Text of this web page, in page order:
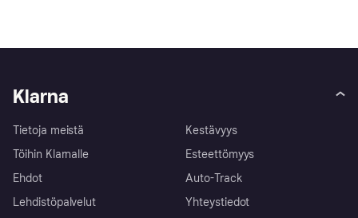
Klarna
Tietoja meistä
Töihin Klarnalle
Ehdot
Lehdistöpalvelut
Kestävyys
Esteettömyys
Auto-Track
Yhteystiedot